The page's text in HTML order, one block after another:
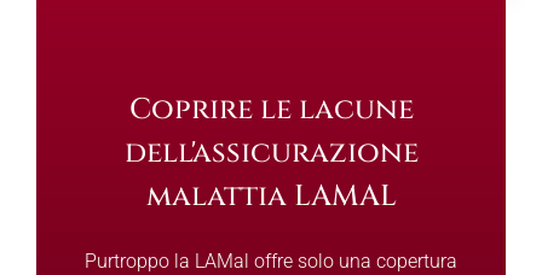
Coprire le lacune
dell'assicurazione
malattia LAMAL
Purtroppo la LAMal offre solo una copertura